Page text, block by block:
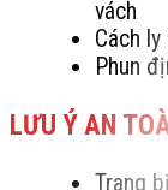
vách
Cách
Phun
LƯU Ý AN
Trang